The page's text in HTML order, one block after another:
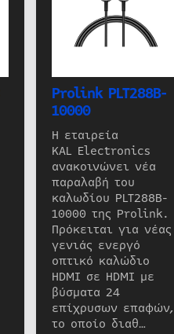
Prolink PLT288B-
10000
Η εταιρεία
KAL Electronics
ανακοινώνει νέα
παραλαβή του
καλωδίου PLT288B-
10000 της Prolink.
Πρόκειται για νέας
γενιάς ενεργό
οπτικό καλώδιο
HDMI σε HDMI με
βύσματα 24
επίχρυσων επαφών,
το οποίο διαθ…